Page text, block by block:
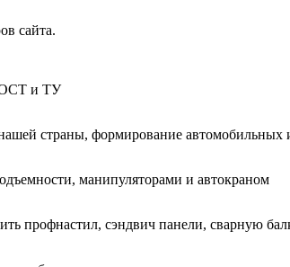
сайта.
и ТУ
страны, формирование автомобильных
манипуляторами и автокраном
профнастил, сэндвич панели, сварную